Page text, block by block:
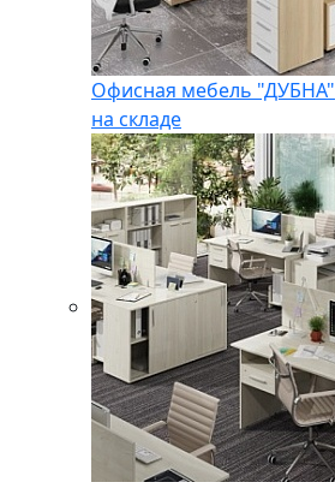
Офисная мебель "ДУБНА"
на складе